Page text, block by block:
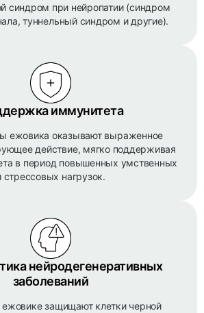
синдром при нейропатии (синдром
туннельный синдром и другие).
иммунитета
ежовика оказывают выраженное
действие, мягко поддерживая
в период повышенных умственных
стрессовых нагрузок.
нейродегенеративных
заболеваний
защищают клетки черной